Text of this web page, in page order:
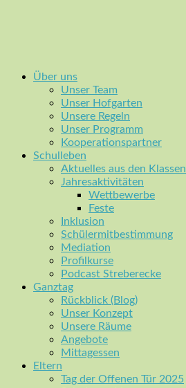
Über uns
Unser Team
Unser Hofgarten
Unsere Regeln
Unser Programm
Kooperationspartner
Schulleben
Aktuelles aus den Klassen
Jahresaktivitäten
Wettbewerbe
Feste
Inklusion
Schülermitbestimmung
Mediation
Profilkurse
Podcast Streberecke
Ganztag
Rückblick (Blog)
Unser Konzept
Unsere Räume
Angebote
Mittagessen
Eltern
Tag der Offenen Tür 2025